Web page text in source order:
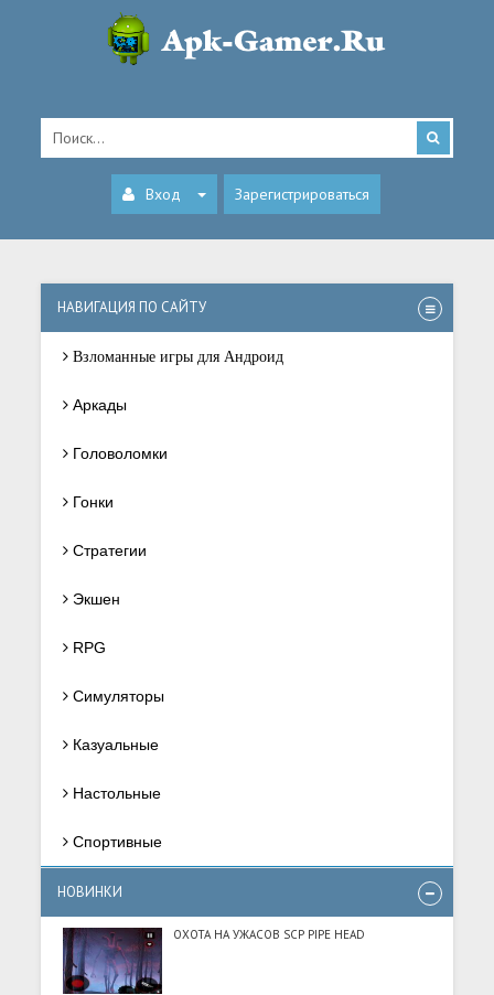
Вход Зарегистрироваться
НАВИГАЦИЯ ПО САЙТУ
Взломанные игры для Андроид
Аркады
Головоломки
Гонки
Стратегии
Экшен
RPG
Симуляторы
Казуальные
Настольные
Спортивные
НОВИНКИ
ОХОТА НА УЖАСОВ SCP PIPE HEAD